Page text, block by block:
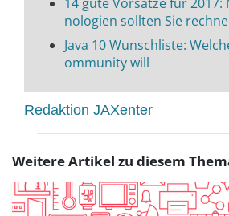
nologien sollten Sie
Java 10 Wunschliste:
ommunity will
Redaktion JAXenter
Weitere Artikel zu diesem